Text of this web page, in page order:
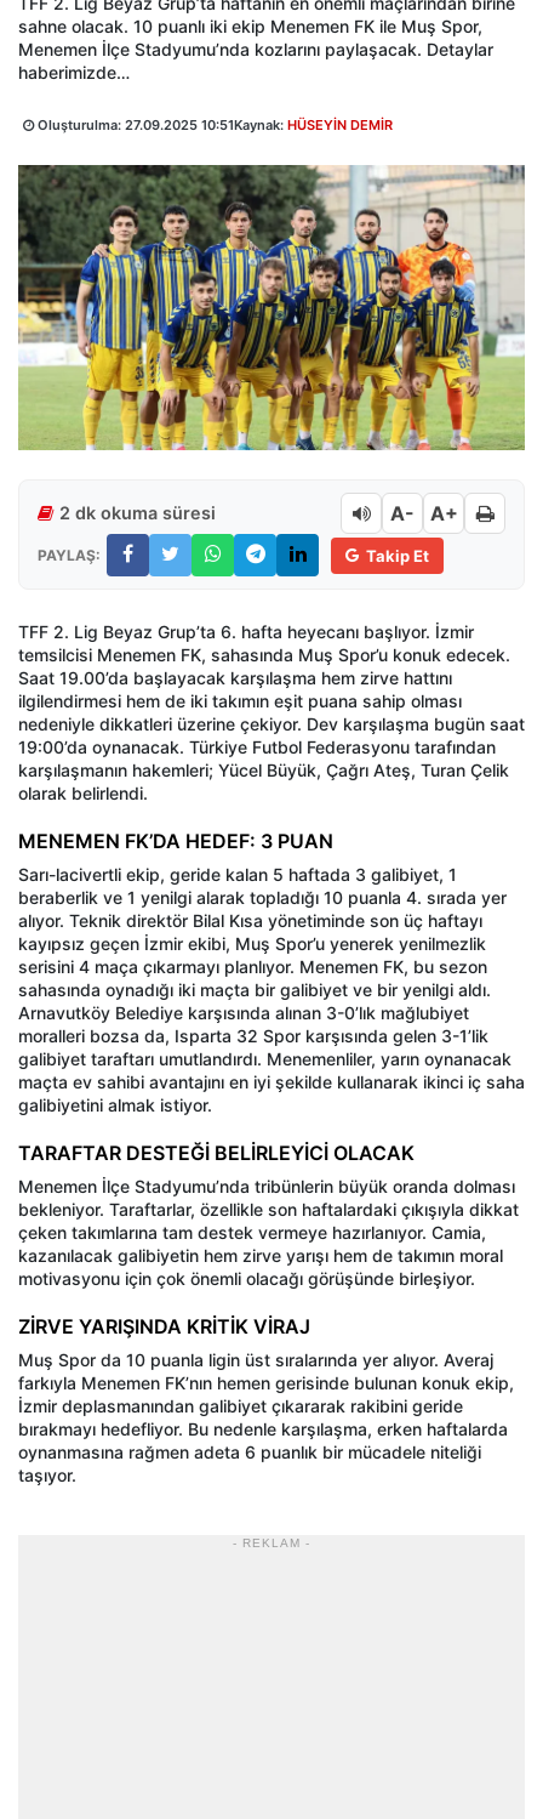
sahne olacak. 10 puanlı iki ekip Menemen FK ile Muş Spor,
Menemen İlçe Stadyumu’nda kozlarını paylaşacak. Detaylar
haberimizde…
Oluşturulma: 27.09.2025 10:51Kaynak: HÜSEYİN DEMİR
2 dk okuma süresi A- A+
PAYLAŞ: Takip Et
TFF 2. Lig Beyaz Grup’ta 6. hafta heyecanı başlıyor. İzmir
temsilcisi Menemen FK, sahasında Muş Spor’u konuk edecek.
Saat 19.00’da başlayacak karşılaşma hem zirve hattını
ilgilendirmesi hem de iki takımın eşit puana sahip olması
nedeniyle dikkatleri üzerine çekiyor. Dev karşılaşma bugün saat
19:00’da oynanacak. Türkiye Futbol Federasyonu tarafından
karşılaşmanın hakemleri; Yücel Büyük, Çağrı Ateş, Turan Çelik
olarak belirlendi.
MENEMEN FK’DA HEDEF: 3 PUAN
Sarı-lacivertli ekip, geride kalan 5 haftada 3 galibiyet, 1
beraberlik ve 1 yenilgi alarak topladığı 10 puanla 4. sırada yer
alıyor. Teknik direktör Bilal Kısa yönetiminde son üç haftayı
kayıpsız geçen İzmir ekibi, Muş Spor’u yenerek yenilmezlik
serisini 4 maça çıkarmayı planlıyor. Menemen FK, bu sezon
sahasında oynadığı iki maçta bir galibiyet ve bir yenilgi aldı.
Arnavutköy Belediye karşısında alınan 3-0’lık mağlubiyet
moralleri bozsa da, Isparta 32 Spor karşısında gelen 3-1’lik
galibiyet taraftarı umutlandırdı. Menemenliler, yarın oynanacak
maçta ev sahibi avantajını en iyi şekilde kullanarak ikinci iç saha
galibiyetini almak istiyor.
TARAFTAR DESTEĞİ BELİRLEYİCİ OLACAK
Menemen İlçe Stadyumu’nda tribünlerin büyük oranda dolması
bekleniyor. Taraftarlar, özellikle son haftalardaki çıkışıyla dikkat
çeken takımlarına tam destek vermeye hazırlanıyor. Camia,
kazanılacak galibiyetin hem zirve yarışı hem de takımın moral
motivasyonu için çok önemli olacağı görüşünde birleşiyor.
ZİRVE YARIŞINDA KRİTİK VİRAJ
Muş Spor da 10 puanla ligin üst sıralarında yer alıyor. Averaj
farkıyla Menemen FK’nın hemen gerisinde bulunan konuk ekip,
İzmir deplasmanından galibiyet çıkararak rakibini geride
bırakmayı hedefliyor. Bu nedenle karşılaşma, erken haftalarda
oynanmasına rağmen adeta 6 puanlık bir mücadele niteliği
taşıyor.
- REKLAM -